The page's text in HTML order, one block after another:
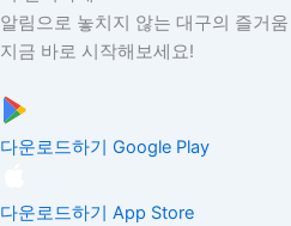
알림으로 놓치지 않는 대구의 즐거움
지금 바로 시작해보세요!
다운로드하기 Google Play
다운로드하기 App Store